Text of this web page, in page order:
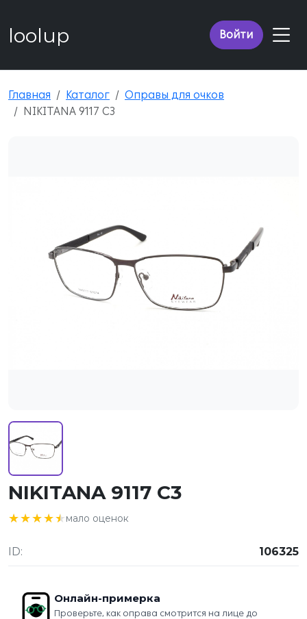
loolup Войти
Главная Каталог
Оправы для очков
NIKITANA 9117 C3
NIKITANA 9117 C3
★★★★★
★★★★★мало оценок
ID: 106325
Онлайн-примерка
Проверьте, как оправа смотрится на лице до